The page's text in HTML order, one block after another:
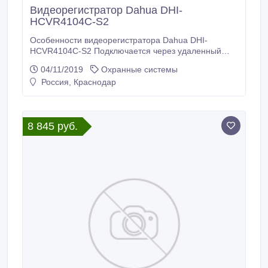
Видеорегистратор Dahua DHI-
HCVR4104C-S2
Особенности видеорегистратора Dahua DHI-
HCVR4104C-S2 Подключается через удаленный
Одновременное воспроизведение всех каналов и
удобное меню поиска по архиву; Имеет несколько
04/11/2019
Охранные системы
Россия, Краснодар
8 845 руб.